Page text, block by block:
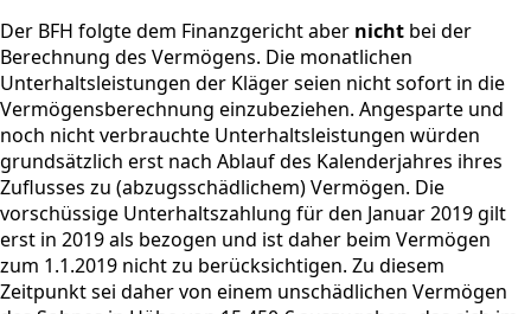
Der BFH folgte dem Finanzgericht aber nicht bei der
Berechnung des Vermögens. Die monatlichen
Unterhaltsleistungen der Kläger seien nicht sofort in die
Vermögensberechnung einzubeziehen. Angesparte und
noch nicht verbrauchte Unterhaltsleistungen würden
grundsätzlich erst nach Ablauf des Kalenderjahres ihres
Zuflusses zu (abzugsschädlichem) Vermögen. Die
vorschüssige Unterhaltszahlung für den Januar 2019 gilt
erst in 2019 als bezogen und ist daher beim Vermögen
zum 1.1.2019 nicht zu berücksichtigen. Zu diesem
Zeitpunkt sei daher von einem unschädlichen Vermögen